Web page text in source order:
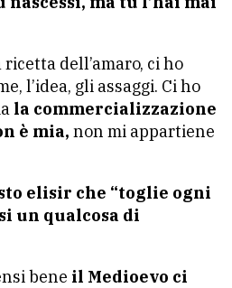
dell’amaro, ci ho
l’idea, gli assaggi. Ci ho
la commercializzazione
è mia, non mi appartiene
elisir che “toglie ogni
un qualcosa di
bene il Medioevo ci